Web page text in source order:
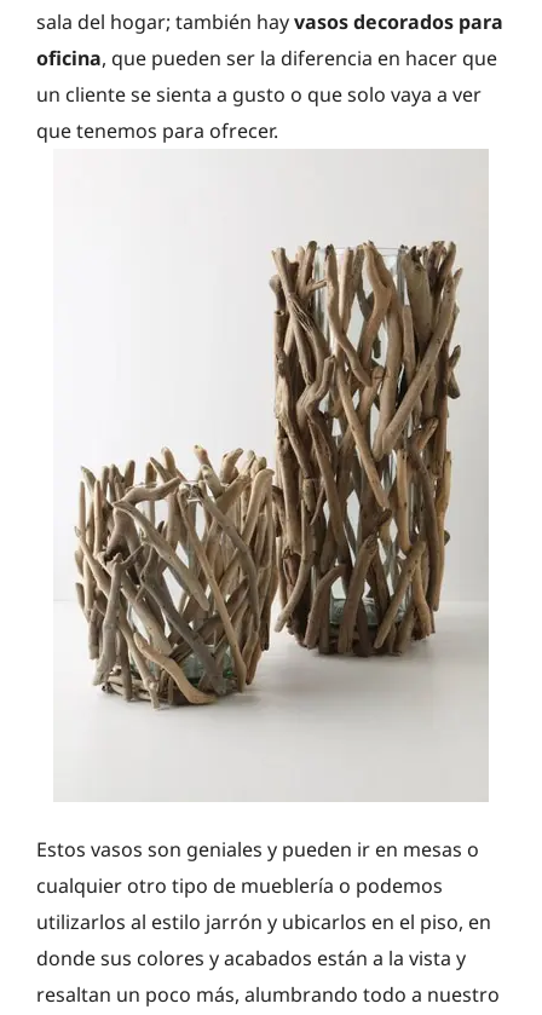
sala del hogar; también hayvasos decorados para
oficina, que pueden ser la diferencia en hacer que
un cliente se sienta a gusto o que solo vaya a ver
que tenemos para ofrecer.
Estos vasos son geniales y pueden ir en mesas o
cualquier otro tipo de mueblería o podemos
utilizarlos al estilo jarrón y ubicarlos en el piso, en
donde sus colores y acabados están a la vista y
resaltan un poco más, alumbrando todo a nuestro